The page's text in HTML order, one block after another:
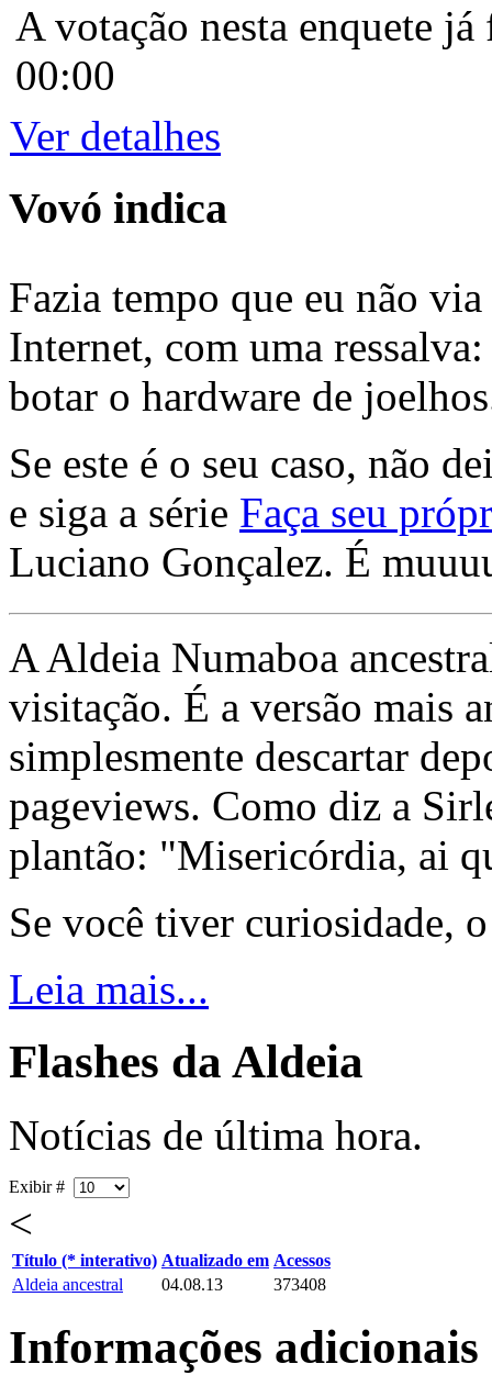
A votação nesta enquete
00:00
Ver detalhes
Vovó indica
Fazia tempo que eu não
Internet, com uma
botar o hardware de
Se este é o seu caso, não
e siga a série Faça seu
Luciano Gonçalez. É
A Aldeia Numaboa
visitação. É a versão mais
simplesmente descartar
pageviews. Como diz a
plantão: "Misericórdia, ai
Se você tiver curiosidade,
Leia mais...
Flashes da Aldeia
Notícias de última hora.
Exibir #
<
Título (* interativo) Atualizado em Acessos
Aldeia ancestral
04.08.13 373408
Informações adicionais